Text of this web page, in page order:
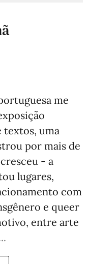
me
textos, uma
por mais de
- a
lugares,
com
e queer
entre arte